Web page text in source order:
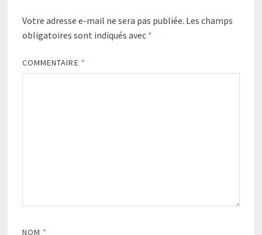
Votre adresse e-mail ne sera pas publiée. Les champs
obligatoires sont indiqués avec *
COMMENTAIRE *
NOM *